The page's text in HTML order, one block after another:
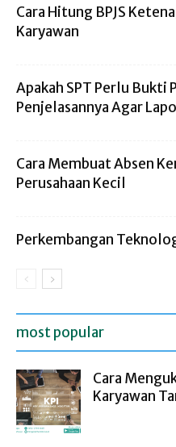
Cara Hitung BPJS
Karyawan
Apakah SPT Perlu Bukti
Penjelasannya Agar
Cara Membuat Absen
Perusahaan Kecil
Perkembangan
most popular
Cara
Karyawan